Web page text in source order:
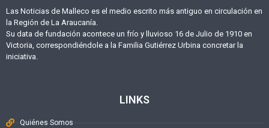
Las Noticias de Malleco es el medio escrito más antiguo en circulación en
la Región de La Araucanía.
Su data de fundación acontece un frío y lluvioso 16 de Julio de 1910 en
Victoria, correspondiéndole a la Familia Gutiérrez Urbina concretar la
iniciativa.
LINKS
Quiénes Somos